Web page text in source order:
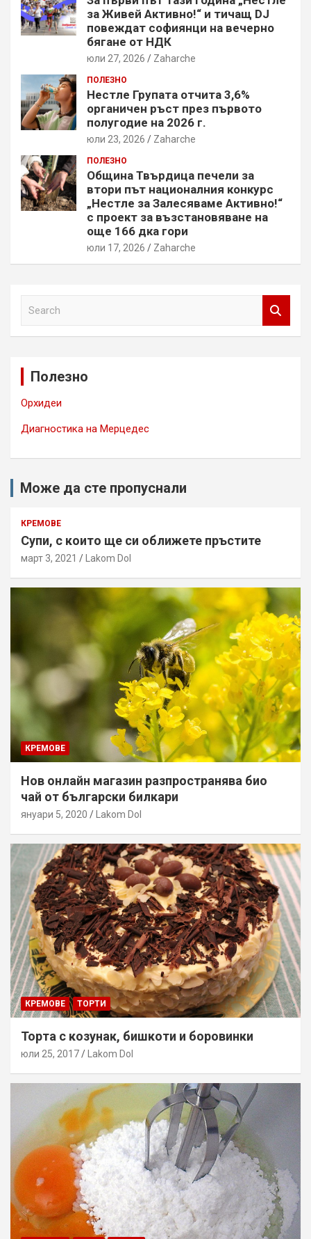
за Живей Активно!“ и тичащ DJ
повеждат софиянци на вечерно
бягане от НДК
юли 27, 2026 Zaharche
ПОЛЕЗНО
Нестле Групата отчита 3,6%
органичен ръст през първото
полугодие на 2026 г.
юли 23, 2026 Zaharche
ПОЛЕЗНО
Община Твърдица печели за
втори път националния конкурс
„Нестле за Залесяваме Активно!“
с проект за възстановяване на
още 166 дка гори
юли 17, 2026 Zaharche
Полезно
Орхидеи
Диагностика на Мерцедес
Може да сте пропуснали
КРЕМОВЕ
Супи, с които ще си оближете пръстите
март 3, 2021 Lakom Dol
КРЕМОВЕ
Нов онлайн магазин разпространява био
чай от български билкари
януари 5, 2020 Lakom Dol
КРЕМОВЕ ТОРТИ
Торта с козунак, бишкоти и боровинки
юли 25, 2017 Lakom Dol